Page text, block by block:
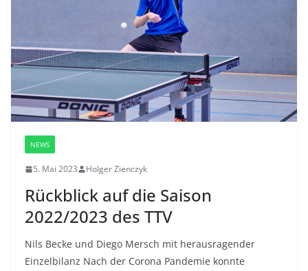
NEWS
5. Mai 2023 Holger Zienczyk
Rückblick auf die Saison
2022/2023 des TTV
Nils Becke und Diego Mersch mit herausragender
Einzelbilanz Nach der Corona Pandemie konnte